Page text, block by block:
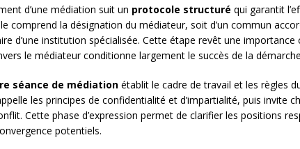
d’une médiation suit un protocole structuré qui garantit
comprend la désignation du médiateur, soit d’un commun
d’une institution spécialisée. Cette étape revêt une
le médiateur conditionne largement le succès de la
séance de médiation établit le cadre de travail et les règles
les principes de confidentialité et d’impartialité, puis invite
Cette phase d’expression permet de clarifier les positions
potentiels.